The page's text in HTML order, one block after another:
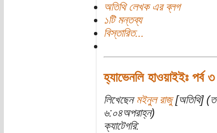
অতিথি লেখক এর ব্লগ
১টি মন্তব্য
বিস্তারিত...
হ্যাভেনলি হাওয়াইইঃ পর্ব
লিখেছেন মইনুল রাজু[অতিথি]
৬:০৪অপরাহ্ন)
ক্যাটেগরি: